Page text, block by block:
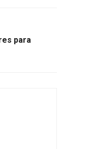
para